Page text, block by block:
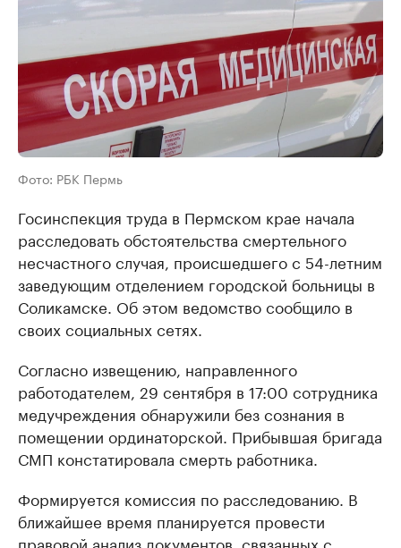
Фото: РБК Пермь
Госинспекция труда в Пермском крае начала
расследовать обстоятельства смертельного
несчастного случая, происшедшего с 54-летним
заведующим отделением городской больницы в
Соликамске. Об этом ведомство сообщило в
своих социальных сетях.
Согласно извещению, направленного
работодателем, 29 сентября в 17:00 сотрудника
медучреждения обнаружили без сознания в
помещении ординаторской. Прибывшая бригада
СМП констатировала смерть работника.
Формируется комиссия по расследованию. В
ближайшее время планируется провести
правовой анализ документов, связанных с